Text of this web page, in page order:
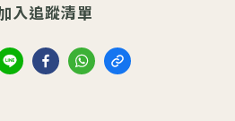
入追蹤清單